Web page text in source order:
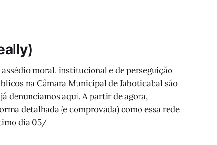
moral, institucional e de perseguição
na Câmara Municipal de Jaboticabal são
denunciamos aqui. A partir de agora,
detalhada (e comprovada) como essa rede
dia 05/